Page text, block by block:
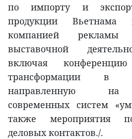
по импорту и
продукции Вьетнама
компанией
выставочной
включая
трансформации в
направленную на
современных систем
также мероприятия
деловых контактов./.